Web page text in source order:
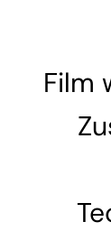
Writers‘ Tech
Impressum
Film